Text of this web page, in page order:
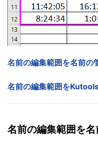
名前の編集範囲を名前の
名前の編集範囲を
名前の編集範囲を